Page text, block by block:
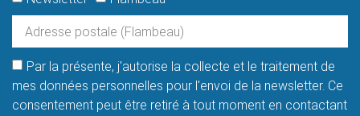
Par la présente, j'autorise la collecte et le traitement de
mes données personnelles pour l'envoi de la newsletter. Ce
consentement peut être retiré à tout moment en contactant